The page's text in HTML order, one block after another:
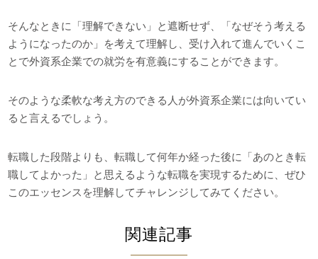
そんなときに「理解できない」と遮断せず、「なぜそう考える
ようになったのか」を考えて理解し、受け入れて進んでいくこ
とで外資系企業での就労を有意義にすることができます。
そのような柔軟な考え方のできる人が外資系企業には向いてい
ると言えるでしょう。
転職した段階よりも、転職して何年か経った後に「あのとき転
職してよかった」と思えるような転職を実現するために、ぜひ
このエッセンスを理解してチャレンジしてみてください。
関連記事